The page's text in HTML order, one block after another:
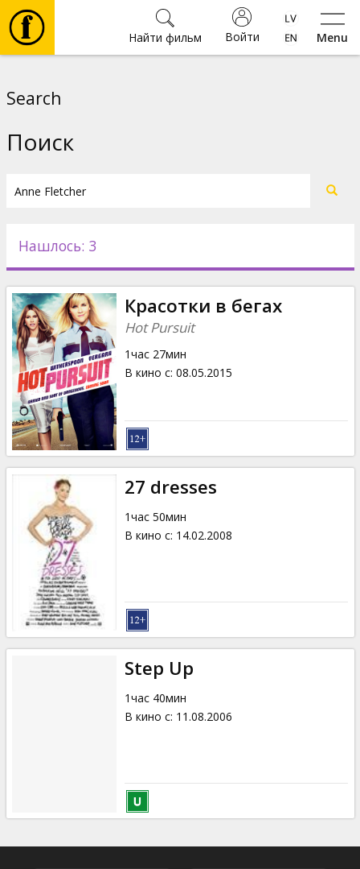
Menu
Войти
Найти фильм
Новости
Подарки
Кинозакуски
B2B
Клуб
Search
Поиск
Нашлось: 3
Красотки в бегах
Hot Pursuit
1час 27мин
В кино с: 08.05.2015
27 dresses
1час 50мин
В кино с: 14.02.2008
Step Up
1час 40мин
В кино с: 11.08.2006